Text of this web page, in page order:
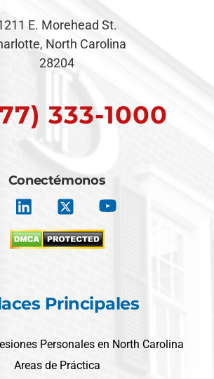
E. Morehead St.
North Carolina
28204
333-1000
Conectémonos
Principales
Personales en North Carolina
Areas de Práctica